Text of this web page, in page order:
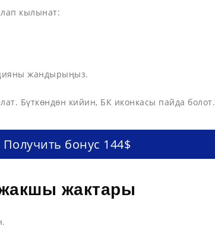
кылынат:
жандырыңыз.
Бүткөндөн кийин, БК иконкасы пайда болот.
Получить бонус 144$
жактары